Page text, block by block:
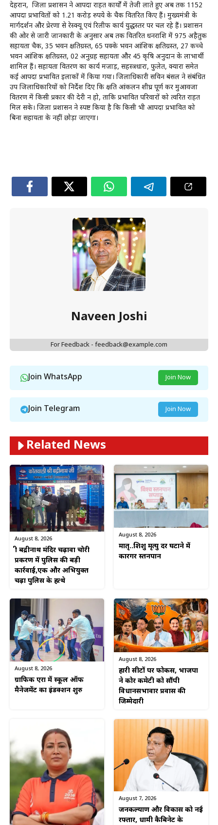
देहरादून, जिला प्रशासन ने आपदा राहत कार्यों में तेजी लाते हुए अब तक 1152
आपदा प्रभावितों को 1.21 करोड़ रुपये के चैक वितरित किए हैं। मुख्यमंत्री के
मार्गदर्शन और प्रेरणा से रेस्क्यू एवं रिलीफ कार्य युद्धस्तर पर चल रहे हैं। प्रशासन
की ओर से जारी जानकारी के अनुसार अब तक वितरित धनराशि में 975 अहैतुक
सहायता चैक, 35 भवन क्षतिग्रस्त, 65 पक्के भवन आंशिक क्षतिग्रस्त, 27 कच्चे
भवन आंशिक क्षतिग्रस्त, 02 अनुग्रह सहायता और 45 कृषि अनुदान के लाभार्थी
शामिल हैं। सहायता वितरण का कार्य मजाड़, सहस्त्रधारा, फुलेत, क्यारा समेत
कई आपदा प्रभावित इलाकों में किया गया। जिलाधिकारी सविन बंसल ने संबंधित
उप जिलाधिकारियों को निर्देश दिए कि क्षति आंकलन शीघ्र पूर्ण कर मुआवजा
वितरण में किसी प्रकार की देरी न हो, ताकि प्रभावित परिवारों को त्वरित राहत
मिल सके। जिला प्रशासन ने स्पष्ट किया है कि किसी भी आपदा प्रभावित को
बिना सहायता के नहीं छोड़ा जाएगा।
Naveen Joshi
For Feedback - feedback@example.com
Join WhatsApp Join Now
Join Telegram Join Now
Related News
August 8, 2026
श्री बद्रीनाथ मंदिर चढ़ावा चोरी
प्रकरण में पुलिस की बड़ी
कार्रवाई,एक और अभियुक्त
चढ़ा पुलिस के हत्थे
August 8, 2026
मातृ..शिशु मृत्यु दर घटाने में
कारगर स्तनपान
August 8, 2026
ग्राफिक एरा में स्कूल ऑफ
मैनेजमेंट का इंडक्शन शुरु
August 8, 2026
हारी सीटों पर फोकस, भाजपा
ने कोर कमेटी को सौंपी
विधानसभावार प्रवास की
जिम्मेदारी
August 7, 2026
जनकल्याण और विकास को नई
रफ्तार, धामी कैबिनेट के